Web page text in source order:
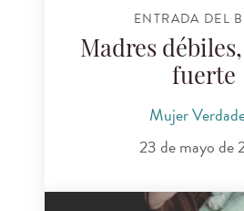
ENTRADA DEL
Madres
fuerte
Mujer
23 de mayo de